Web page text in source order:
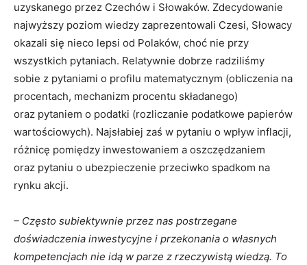
uzyskanego przez Czechów i Słowaków. Zdecydowanie
najwyższy poziom wiedzy zaprezentowali Czesi, Słowacy
okazali się nieco lepsi od Polaków, choć nie przy
wszystkich pytaniach. Relatywnie dobrze radziliśmy
sobie z pytaniami o profilu matematycznym (obliczenia na
procentach, mechanizm procentu składanego)
oraz pytaniem o podatki (rozliczanie podatkowe papierów
wartościowych). Najsłabiej zaś w pytaniu o wpływ inflacji,
różnicę pomiędzy inwestowaniem a oszczędzaniem
oraz pytaniu o ubezpieczenie przeciwko spadkom na
rynku akcji.
– Często subiektywnie przez nas postrzegane
doświadczenia inwestycyjne i przekonania o własnych
kompetencjach nie idą w parze z rzeczywistą wiedzą. To